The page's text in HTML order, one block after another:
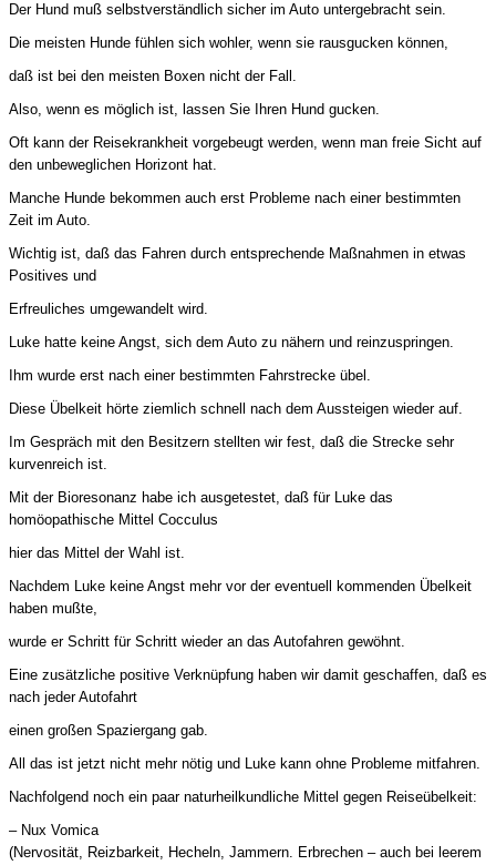
Der Hund muß selbstverständlich sicher im Auto untergebracht sein.
Die meisten Hunde fühlen sich wohler, wenn sie rausgucken können,
daß ist bei den meisten Boxen nicht der Fall.
Also, wenn es möglich ist, lassen Sie Ihren Hund gucken.
Oft kann der Reisekrankheit vorgebeugt werden, wenn man freie Sicht auf
den unbeweglichen Horizont hat.
Manche Hunde bekommen auch erst Probleme nach einer bestimmten
Zeit im Auto.
Wichtig ist, daß das Fahren durch entsprechende Maßnahmen in etwas
Positives und
Erfreuliches umgewandelt wird.
Luke hatte keine Angst, sich dem Auto zu nähern und reinzuspringen.
Ihm wurde erst nach einer bestimmten Fahrstrecke übel.
Diese Übelkeit hörte ziemlich schnell nach dem Aussteigen wieder auf.
Im Gespräch mit den Besitzern stellten wir fest, daß die Strecke sehr
kurvenreich ist.
Mit der Bioresonanz habe ich ausgetestet, daß für Luke das
homöopathische Mittel Cocculus
hier das Mittel der Wahl ist.
Nachdem Luke keine Angst mehr vor der eventuell kommenden Übelkeit
haben mußte,
wurde er Schritt für Schritt wieder an das Autofahren gewöhnt.
Eine zusätzliche positive Verknüpfung haben wir damit geschaffen, daß es
nach jeder Autofahrt
einen großen Spaziergang gab.
All das ist jetzt nicht mehr nötig und Luke kann ohne Probleme mitfahren.
Nachfolgend noch ein paar naturheilkundliche Mittel gegen Reiseübelkeit:
– Nux Vomica
(Nervosität, Reizbarkeit, Hecheln, Jammern. Erbrechen – auch bei leerem